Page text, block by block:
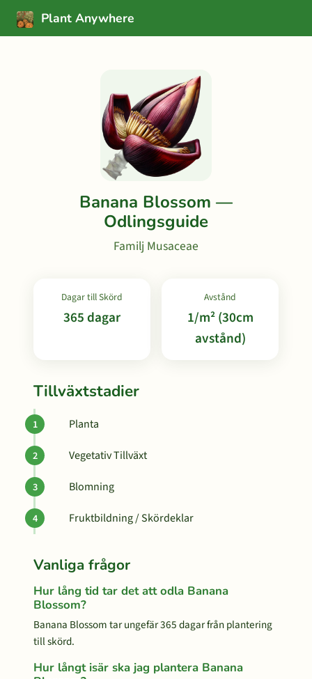
Plant Anywhere
Banana Blossom —
Odlingsguide
Familj Musaceae
Dagar till Skörd
365 dagar
Avstånd
1/m² (30cm
avstånd)
Tillväxtstadier
Planta
Vegetativ Tillväxt
Blomning
Fruktbildning / Skördeklar
Vanliga frågor
Hur lång tid tar det att odla Banana
Blossom?
Banana Blossom tar ungefär 365 dagar från plantering
till skörd.
Hur långt isär ska jag plantera Banana